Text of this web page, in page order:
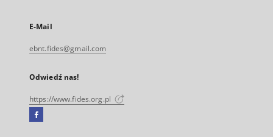
E-Mail
ebnt.fides@gmail.com
Odwiedź nas!
https://www.fides.org.pl
Facebook